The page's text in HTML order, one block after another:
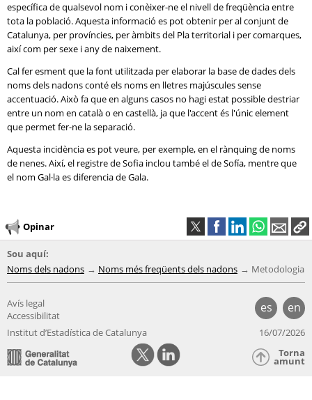
específica de qualsevol nom i conèixer-ne el nivell de freqüència entre
tota la població. Aquesta informació es pot obtenir per al conjunt de
Catalunya, per províncies, per àmbits del Pla territorial i per comarques,
així com per sexe i any de naixement.
Cal fer esment que la font utilitzada per elaborar la base de dades dels
noms dels nadons conté els noms en lletres majúscules sense
accentuació. Això fa que en alguns casos no hagi estat possible destriar
entre un nom en català o en castellà, ja que l'accent és l'únic element
que permet fer-ne la separació.
Aquesta incidència es pot veure, per exemple, en el rànquing de noms
de nenes. Així, el registre de Sofia inclou també el de Sofía, mentre que
el nom Gal·la es diferencia de Gala.
Opinar
Sou aquí:
Noms dels nadons
Noms més freqüents dels nadons Metodologia
es en
Avís legal
Accessibilitat
Institut d’Estadística de Catalunya
16/07/2026
Torna
amunt